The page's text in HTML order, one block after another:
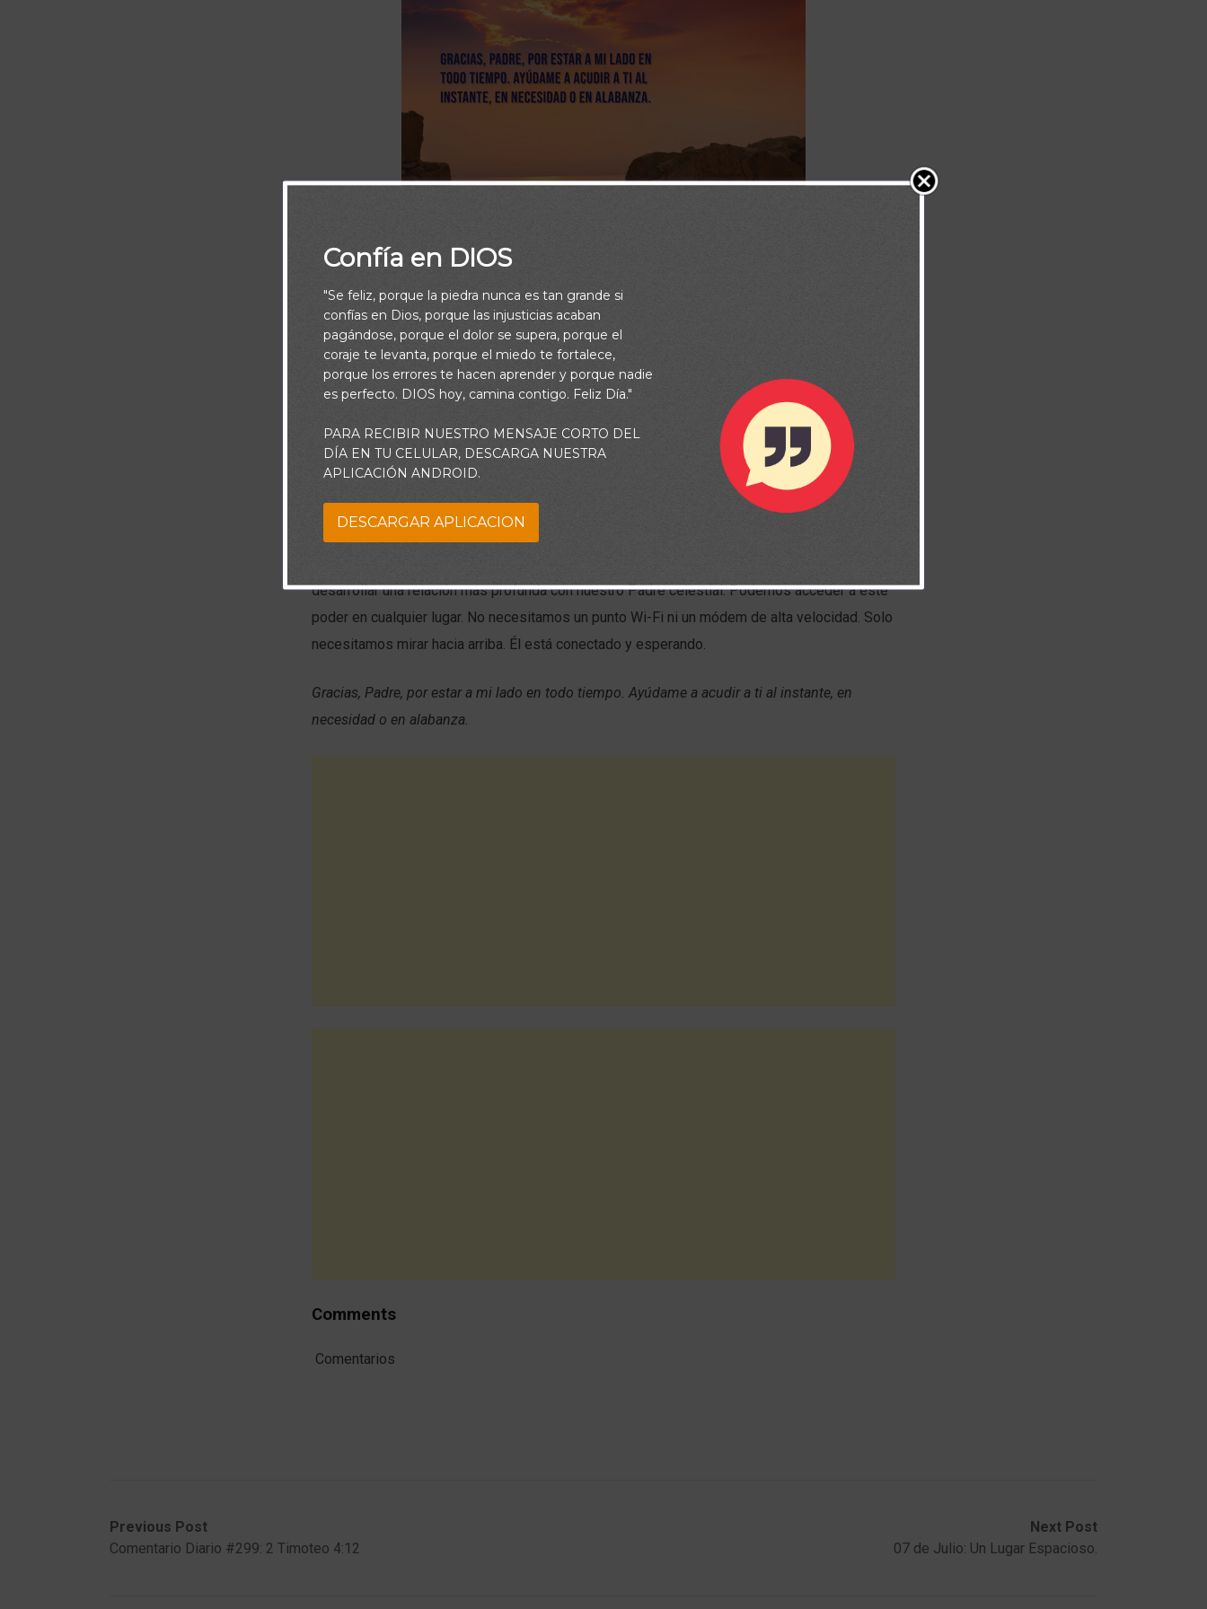
La oración no debe tomarse a la ligera ni usarse de forma infrecuente. A pesar de ello, en la
vorágine de la vida cotidiana, a menudo perdemos de vista la presencia de Dios. En lugar de
acudir a él en busca de dirección y consuelo, depen- demos de nuestros propios recursos.
desarrollar una relación más profunda con nuestro Padre celestial. Podemos acceder a este
poder en cualquier lugar. No necesitamos un punto Wi-Fi ni un módem de alta velocidad. Solo
necesitamos mirar hacia arriba. Él está conectado y esperando.
Gracias, Padre, por estar a mi lado en todo tiempo. Ayúdame a acudir a ti al instante, en
necesidad o en alabanza.
Comments
Comentarios
Previous Post
Comentario Diario #299: 2 Timoteo 4:12
Next Post
07 de Julio: Un Lugar Espacioso.
Confía en DIOS
"Se feliz, porque la piedra nunca es tan grande si
confías en Dios, porque las injusticias acaban
pagándose, porque el dolor se supera, porque el
coraje te levanta, porque el miedo te fortalece,
porque los errores te hacen aprender y porque nadie
es perfecto. DIOS hoy, camina contigo. Feliz Día."
PARA RECIBIR NUESTRO MENSAJE CORTO DEL
DÍA EN TU CELULAR, DESCARGA NUESTRA
APLICACIÓN ANDROID.
DESCARGAR APLICACION